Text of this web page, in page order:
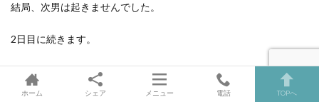
結局、次男は起きませんでした。
2日目に続きます。
ホーム シェア メニュー 電話 TOPへ